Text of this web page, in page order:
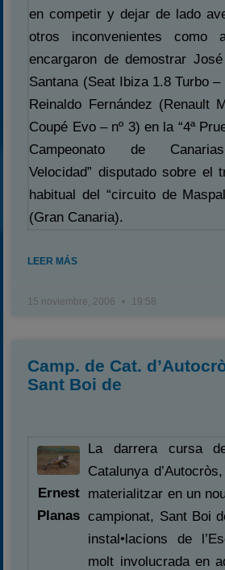
en competir y dejar de lado
otros inconvenientes como
encargaron de demostrar
Santana (Seat Ibiza 1.8 Turbo –
Reinaldo Fernández (Renault
Coupé Evo – nº 3) en la “4ª
Campeonato de
Velocidad” disputado sobre el
habitual del “circuito de
(Gran Canaria).
LEER MÁS
15 noviembre, 2006 19:58
Camp. de Cat.
Sant Boi de
Ernest
Planas
La darrera cursa
Catalunya
materialitzar en un
campionat, Sant Boi
instal•lacions de
molt involucrada en